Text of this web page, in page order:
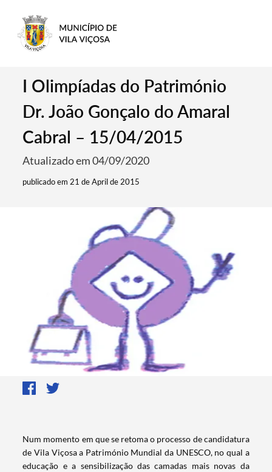
I Olimpíadas do Património
Dr. João Gonçalo do Amaral
Cabral – 15/04/2015
Atualizado em 04/09/2020
publicado em 21 de April de 2015
​Num momento em que se retoma o processo de candidatura
de Vila Viçosa a Património Mundial da UNESCO, no qual a
educação e a sensibilização das camadas mais novas da